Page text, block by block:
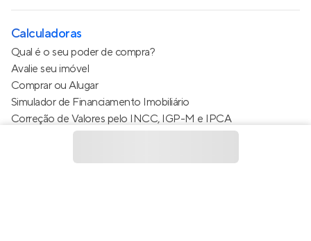
Calculadoras
Qual é o seu poder de compra?
Avalie seu imóvel
Comprar ou Alugar
Simulador de Financiamento Imobiliário
Correção de Valores pelo INCC, IGP-M e IPCA
Estimativa de valor do condomínio